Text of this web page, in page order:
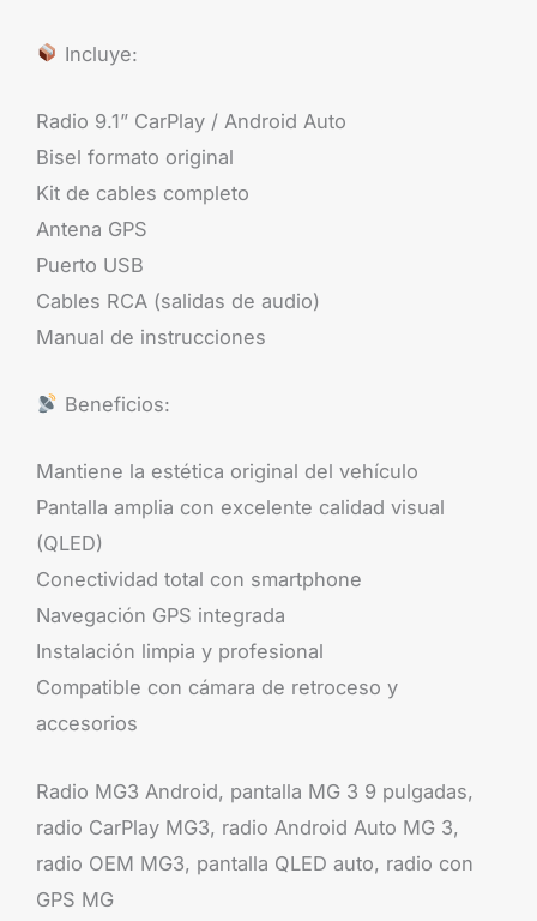
Incluye:
Radio 9.1” CarPlay / Android Auto
Bisel formato original
Kit de cables completo
Antena GPS
Puerto USB
Cables RCA (salidas de audio)
Manual de instrucciones
Beneficios:
Mantiene la estética original del vehículo
Pantalla amplia con excelente calidad visual
(QLED)
Conectividad total con smartphone
Navegación GPS integrada
Instalación limpia y profesional
Compatible con cámara de retroceso y
accesorios
Radio MG3 Android, pantalla MG 3 9 pulgadas,
radio CarPlay MG3, radio Android Auto MG 3,
radio OEM MG3, pantalla QLED auto, radio con
GPS MG